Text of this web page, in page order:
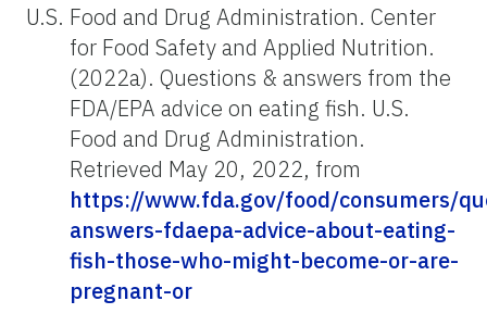
U.S. Food and Drug Administration. Center
for Food Safety and Applied Nutrition.
(2022a). Questions & answers from the
FDA/EPA advice on eating fish. U.S.
Food and Drug Administration.
Retrieved May 20, 2022, from
https://www.fda.gov/food/consumers/
answers-fdaepa-advice-about-eating-
fish-those-who-might-become-or-are-
pregnant-or